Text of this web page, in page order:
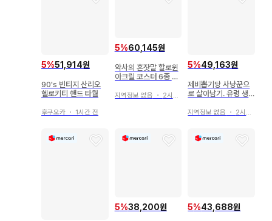
5%51,914원
90's 빈티지 산리오
헬로키티 핸드 타월
후쿠오카 ・ 1시간 전
5%60,145원
약사의 혼잣말 할로윈
아크릴 코스터 6종 세
지역정보 없음 ・ 2시간 전
5%49,163원
제비뽑기당 사냥꾼으
로 살아남기. 유령 생
드레스
지역정보 없음 ・ 2시간 전
5%38,200원 5%43,688원